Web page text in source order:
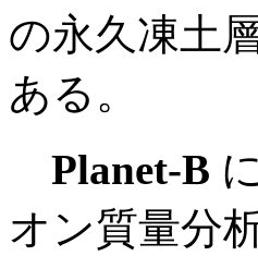
の永久凍土
ある。
Planet-B
オン質量分